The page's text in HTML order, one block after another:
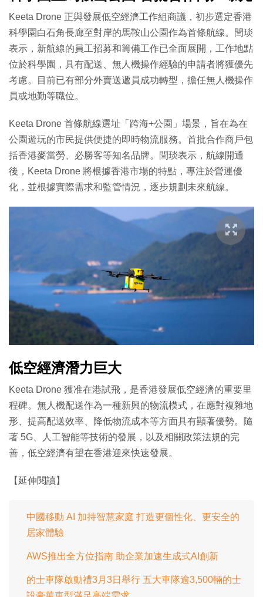
Keeta Drone 正與發展低空經濟工作組商議，初步選定香港
科學園白石角長廊至對岸的馬鞍山公園作為首條航線。閆琰
表示，新航線的員工招募和籌備工作已全面展開，工作地點
位於科學園，具有配送、無人機操作經驗的申請者將獲優先
考慮。目前已有部分外賣送遞員成功轉型，擔任無人機操作
員或地勤等職位。
Keeta Drone 首條航線選址「跨海+公園」場景，旨在為在
公園遊玩的市民提供便捷的即時物流服務。首批合作商戶包
括香港麥當勞、必勝客等知名品牌。閆琰表示，航線開通
後，Keeta Drone 將根據香港市場的特點，專注於營運優
化，並根據實際需求和監管情況，逐步規劃未來航線。
低空經濟潛力巨大
Keeta Drone 獲准在港試飛，是香港發展低空經濟的重要里
程碑。無人機配送作為一種新興的物流模式，在應對複雜地
形、提高配送效率、降低物流成本等方面具有顯著優勢。隨
著 5G、人工智能等技術的發展，以及相關政策法規的完
善，低空經濟有望在香港迎來快速發展。
【延伸閱讀】
中國移動 AI 加持智慧家庭 打造更個性化、更安全的
居家體驗
AWS推出全方位指南 助企業加速生成式AI創新
的士車隊啟動禮3月3日舉行 五大車隊逾3,500輛的士